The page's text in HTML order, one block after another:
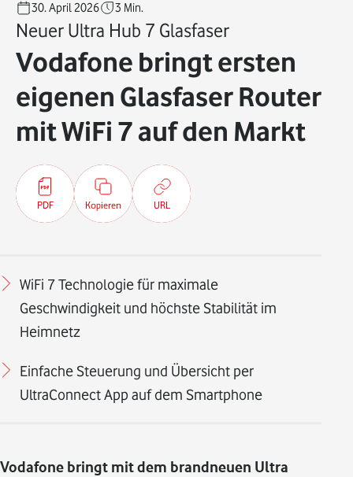
30. April 2026 3 Min.
Neuer Ultra Hub 7 Glasfaser
Vodafone bringt ersten
eigenen Glasfaser Router
mit WiFi 7 auf den Markt
PDF Kopieren URL
WiFi 7 Technologie für maximale
Geschwindigkeit und höchste Stabilität im
Heimnetz
Einfache Steuerung und Übersicht per
UltraConnect App auf dem Smartphone
Vodafone bringt mit dem brandneuen Ultra